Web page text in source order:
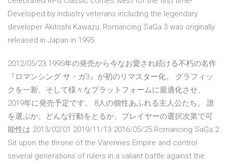
Developed by industry veterans including the legendary
developer Akitoshi Kawazu, Romancing SaGa 3 was originally
released in Japan in 1995.
2012/05/23 1995年の発売から今なお愛され続ける不朽の名作
『ロマンシング サ・ガ3』が初のリマスター化。 グラフィッ
クを一新、そして様々なプラットフォームに最適化させ、
2019年に発売予定です。 8人の個性あふれる主人公たち。 誰
を選ぶか、どんな行動をとるか、プレイヤーの選択次第で可
能性は 2013/02/01 2019/11/13 2016/05/25 Romancing SaGa 2
Sit upon the throne of the Varennes Empire and control
several generations of rulers in a valiant battle against the